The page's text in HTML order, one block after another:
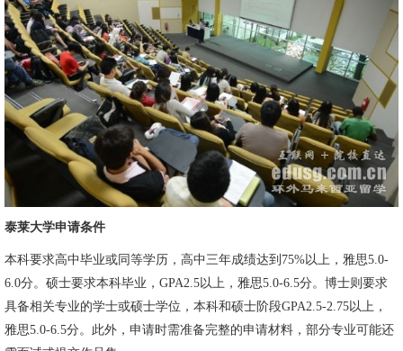
泰莱大学申请条件
本科要求高中毕业或同等学历，高中三年成绩达到75%以上，雅思5.0-
6.0分。硕士要求本科毕业，GPA2.5以上，雅思5.0-6.5分。博士则要求
具备相关专业的学士或硕士学位，本科和硕士阶段GPA2.5-2.75以上，
雅思5.0-6.5分。此外，申请时需准备完整的申请材料，部分专业可能还